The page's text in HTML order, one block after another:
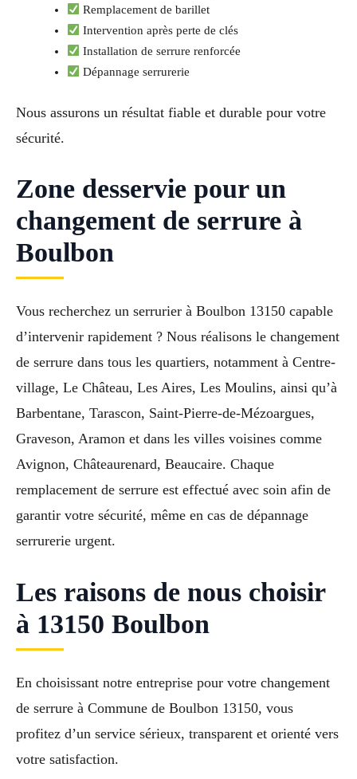
Remplacement de barillet
Intervention après perte de clés
Installation de serrure renforcée
Dépannage serrurerie
Nous assurons un résultat fiable et durable pour votre
sécurité.
Zone desservie pour un
changement de serrure à
Boulbon
Vous recherchez un serrurier à Boulbon 13150 capable
d’intervenir rapidement ? Nous réalisons le changement
de serrure dans tous les quartiers, notamment à Centre-
village, Le Château, Les Aires, Les Moulins, ainsi qu’à
Barbentane, Tarascon, Saint-Pierre-de-Mézoargues,
Graveson, Aramon et dans les villes voisines comme
Avignon, Châteaurenard, Beaucaire. Chaque
remplacement de serrure est effectué avec soin afin de
garantir votre sécurité, même en cas de dépannage
serrurerie urgent.
Les raisons de nous choisir
à 13150 Boulbon
En choisissant notre entreprise pour votre changement
de serrure à Commune de Boulbon 13150, vous
profitez d’un service sérieux, transparent et orienté vers
votre satisfaction.